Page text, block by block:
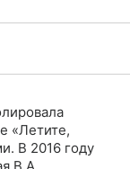
«Летите,
В 2016 году